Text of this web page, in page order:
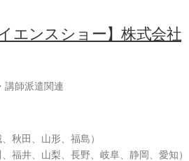
エンスショー】株式会社
講師派遣関連
秋田、山形、福島）
福井、山梨、長野、岐阜、静岡、愛知）